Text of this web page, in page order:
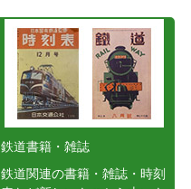
鉄道書籍・雑誌
鉄道関連の書籍・雑誌・時刻